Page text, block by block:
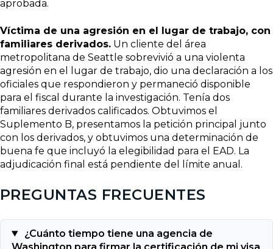
aprobada.
Víctima de una agresión en el lugar de trabajo, con
familiares derivados. Un cliente del área
metropolitana de Seattle sobrevivió a una violenta
agresión en el lugar de trabajo, dio una declaración a los
oficiales que respondieron y permaneció disponible
para el fiscal durante la investigación. Tenía dos
familiares derivados calificados. Obtuvimos el
Suplemento B, presentamos la petición principal junto
con los derivados, y obtuvimos una determinación de
buena fe que incluyó la elegibilidad para el EAD. La
adjudicación final está pendiente del límite anual.
PREGUNTAS FRECUENTES
¿Cuánto tiempo tiene una agencia de